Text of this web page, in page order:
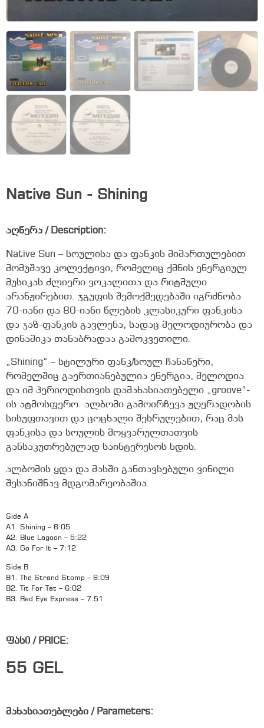
Native Sun - Shining
აღწერა / Description:
Native Sun – სოულისა და ფანკის მიმართულებით
მომუშავე კოლექტივი, რომელიც ქმნის ენერგიულ
მუსიკას ძლიერი ვოკალითა და რიტმული
არანჟირებით. ჯგუფის შემოქმედებაში იგრძნობა
70-იანი და 80-იანი წლების კლასიკური ფანკისა
და ჯაზ-ფანკის გავლენა, სადაც მელოდიურობა და
დინამიკა თანაბრადაა გამოკვეთილი.
„Shining“ – სტილური ფანკ/სოულ ჩანაწერი,
რომელშიც გაერთიანებულია ენერგია, მელოდია
და იმ პერიოდისთვის დამახასიათებელი „groove“-
ის ატმოსფერო. ალბომი გამოირჩევა ჟღერადობის
სისუფთავით და ცოცხალი შესრულებით, რაც მას
ფანკისა და სოულის მოყვარულთათვის
განსაკუთრებულად საინტერესოს ხდის.
ალბომის ყდა და მასში განთავსებული ვინილი
შესანიშნავ მდგომარეობაშია.
Side A
A1. Shining – 6:05
A2. Blue Lagoon – 5:22
A3. Go For It – 7:12
Side B
B1. The Strand Stomp – 6:09
B2. Tit For Tat – 6:02
B3. Red Eye Express – 7:51
ფასი / PRICE:
55 GEL
მახასიათებლები / Parameters: